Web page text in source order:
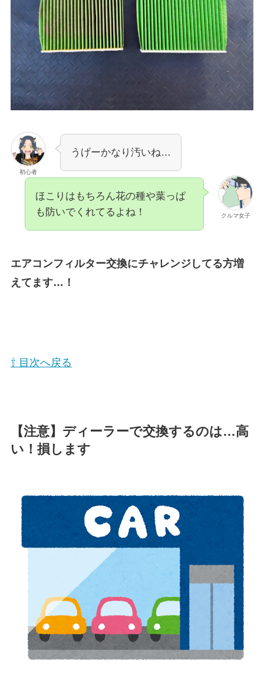
初心者
うげーかなり汚いね…
クルマ女子
ほこりはもちろん花の種や葉っぱ
も防いでくれてるよね！
エアコンフィルター交換にチャレンジしてる方増
えてます…！
⇧ 目次へ戻る
【注意】ディーラーで交換するのは…高
い！損します